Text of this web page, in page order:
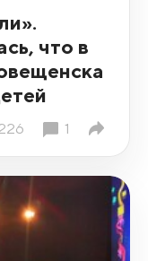
что в
1